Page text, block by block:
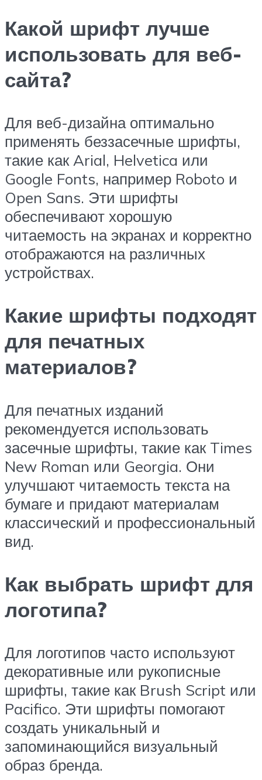
Какой шрифт лучше
использовать для веб-
сайта?
Для веб-дизайна оптимально
применять беззасечные шрифты,
такие как Arial, Helvetica или
Google Fonts, например Roboto и
Open Sans. Эти шрифты
обеспечивают хорошую
читаемость на экранах и корректно
отображаются на различных
устройствах.
Какие шрифты подходят
для печатных
материалов?
Для печатных изданий
рекомендуется использовать
засечные шрифты, такие как Times
New Roman или Georgia. Они
улучшают читаемость текста на
бумаге и придают материалам
классический и профессиональный
вид.
Как выбрать шрифт для
логотипа?
Для логотипов часто используют
декоративные или рукописные
шрифты, такие как Brush Script или
Pacifico. Эти шрифты помогают
создать уникальный и
запоминающийся визуальный
образ бренда.